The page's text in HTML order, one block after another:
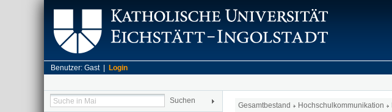
Benutzer: Gast | Login
Gesamtbestand Hochschulkommunikation